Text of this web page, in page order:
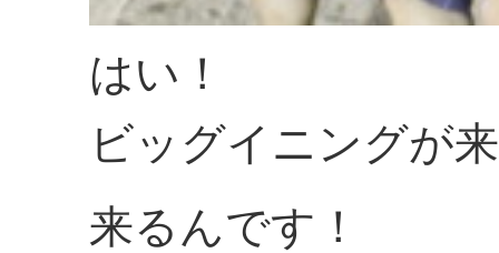
はい！
ビッグイニングが
来るんです！